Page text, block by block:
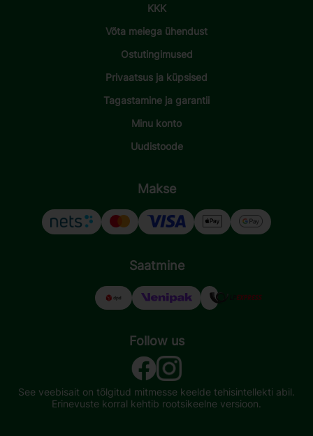
KKK
Võta meiega ühendust
Ostutingimused
Privaatsus ja küpsised
Tagastamine ja garantii
Minu konto
Uudistoode
Makse
Saatmine
Follow us
See veebisait on tõlgitud mitmesse keelde tehisintellekti abil.
Erinevuste korral kehtib rootsikeelne versioon.